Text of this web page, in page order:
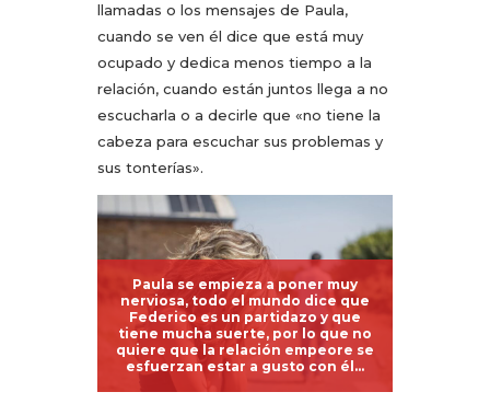
llamadas o los mensajes de Paula,
cuando se ven él dice que está muy
ocupado y dedica menos tiempo a la
relación, cuando están juntos llega a no
escucharla o a decirle que «no tiene la
cabeza para escuchar sus problemas y
sus tonterías».
Paula se empieza a poner muy
nerviosa, todo el mundo dice que
Federico es un partidazo y que
tiene mucha suerte, por lo que no
quiere que la relación empeore se
esfuerzan estar a gusto con él…